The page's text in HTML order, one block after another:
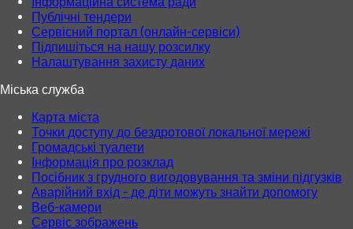
Публічні тендери
Сервісний портал (онлайн-сервіси)
Підпишіться на нашу розсилку
Налаштування захисту даних
Міська служба
Карта міста
Точки доступу до бездротової локальної мережі
Громадські туалети
Інформація про розклад
Посібник з грудного вигодовування та зміни підгузків
Аварійний вхід - де діти можуть знайти допомогу
Веб-камери
Сервіс зображень